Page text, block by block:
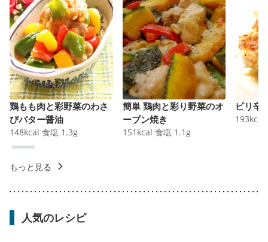
鶏もも肉と彩野菜のわさ
びバター醤油
148kcal 食塩 1.3g
簡単 鶏肉と彩り野菜のオ
ーブン焼き
151 kcal 食塩 1.1 g
ピリ辛
193kcal
もっと見る
人気のレシピ